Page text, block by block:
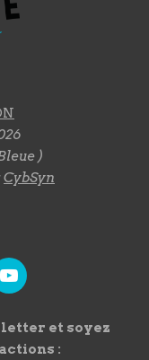
)
CybSyn
et soyez
: